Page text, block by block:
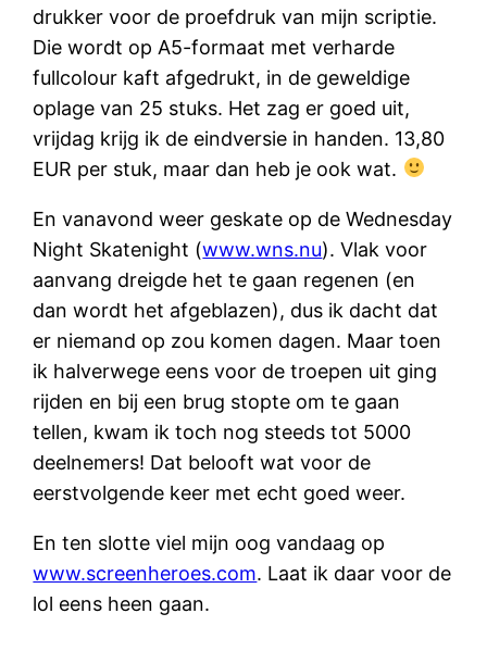
drukker voor de proefdruk van mijn scriptie.
Die wordt op A5-formaat met verharde
fullcolour kaft afgedrukt, in de geweldige
oplage van 25 stuks. Het zag er goed uit,
vrijdag krijg ik de eindversie in handen. 13,80
EUR per stuk, maar dan heb je ook wat.
En vanavond weer geskate op de Wednesday
Night Skatenight (www.wns.nu). Vlak voor
aanvang dreigde het te gaan regenen (en
dan wordt het afgeblazen), dus ik dacht dat
er niemand op zou komen dagen. Maar toen
ik halverwege eens voor de troepen uit ging
rijden en bij een brug stopte om te gaan
tellen, kwam ik toch nog steeds tot 5000
deelnemers! Dat belooft wat voor de
eerstvolgende keer met echt goed weer.
En ten slotte viel mijn oog vandaag op
www.screenheroes.com. Laat ik daar voor de
lol eens heen gaan.